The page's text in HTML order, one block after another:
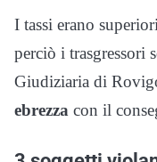
I tassi erano
perciò i trasgressori
Giudiziaria di
ebrezza con il